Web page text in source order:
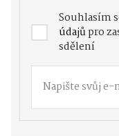
Souhlasím
údajůpro
sdělení